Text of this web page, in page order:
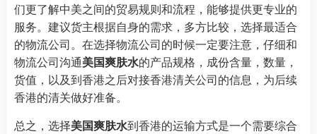
们更了解中美之间的贸易规则和流程，能够提供更专业的
服务。建议货主根据自身的需求，多方比较，选择最适合
的物流公司。在选择物流公司的时候一定要注意，仔细和
物流公司沟通美国爽肤水的产品规格，成份含量，数量，
货值，以及到香港之后对接香港清关公司的信息，为后续
香港的清关做好准备。
总之，选择美国爽肤水到香港的运输方式是一个需要综合